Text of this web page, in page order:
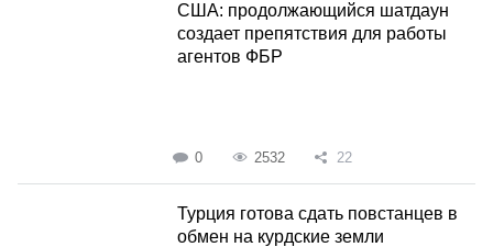
США: продолжающийся шатдаун
создает препятствия для работы
агентов ФБР
0 2532 22
Турция готова сдать повстанцев в
обмен на курдские земли